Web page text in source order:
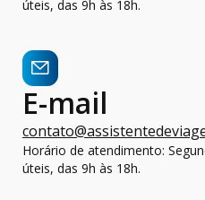
úteis, das 9h às 18h.
E-mail
Horário de atendimento:
úteis, das 9h às 18h.